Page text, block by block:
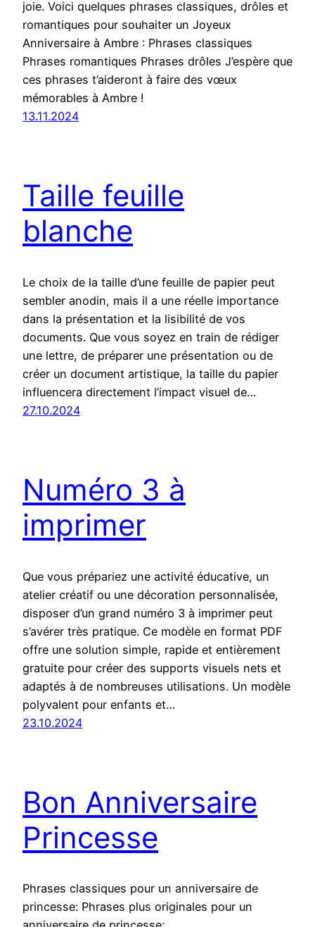
joie. Voici quelques phrases classiques, drôles et
romantiques pour souhaiter un Joyeux
Anniversaire à Ambre : Phrases classiques
Phrases romantiques Phrases drôles J’espère que
ces phrases t’aideront à faire des vœux
mémorables à Ambre !
13.11.2024
Taille feuille
blanche
Le choix de la taille d’une feuille de papier peut
sembler anodin, mais il a une réelle importance
dans la présentation et la lisibilité de vos
documents. Que vous soyez en train de rédiger
une lettre, de préparer une présentation ou de
créer un document artistique, la taille du papier
influencera directement l’impact visuel de…
27.10.2024
Numéro 3 à
imprimer
Que vous prépariez une activité éducative, un
atelier créatif ou une décoration personnalisée,
disposer d’un grand numéro 3 à imprimer peut
s’avérer très pratique. Ce modèle en format PDF
offre une solution simple, rapide et entièrement
gratuite pour créer des supports visuels nets et
adaptés à de nombreuses utilisations. Un modèle
polyvalent pour enfants et…
23.10.2024
Bon Anniversaire
Princesse
Phrases classiques pour un anniversaire de
princesse: Phrases plus originales pour un